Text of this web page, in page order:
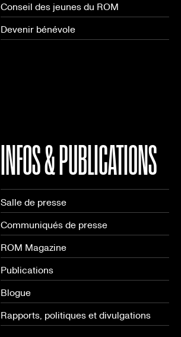
Conseil des jeunes du ROM
Devenir bénévole
INFOS & PUBLICATIONS
Salle de presse
Communiqués de presse
ROM Magazine
Publications
Blogue
Rapports, politiques et divulgations